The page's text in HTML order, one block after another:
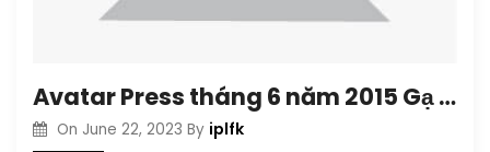
Avatar Press tháng 6 năm 2015 Gạ gẫm
On June 22, 2023 By iplfk